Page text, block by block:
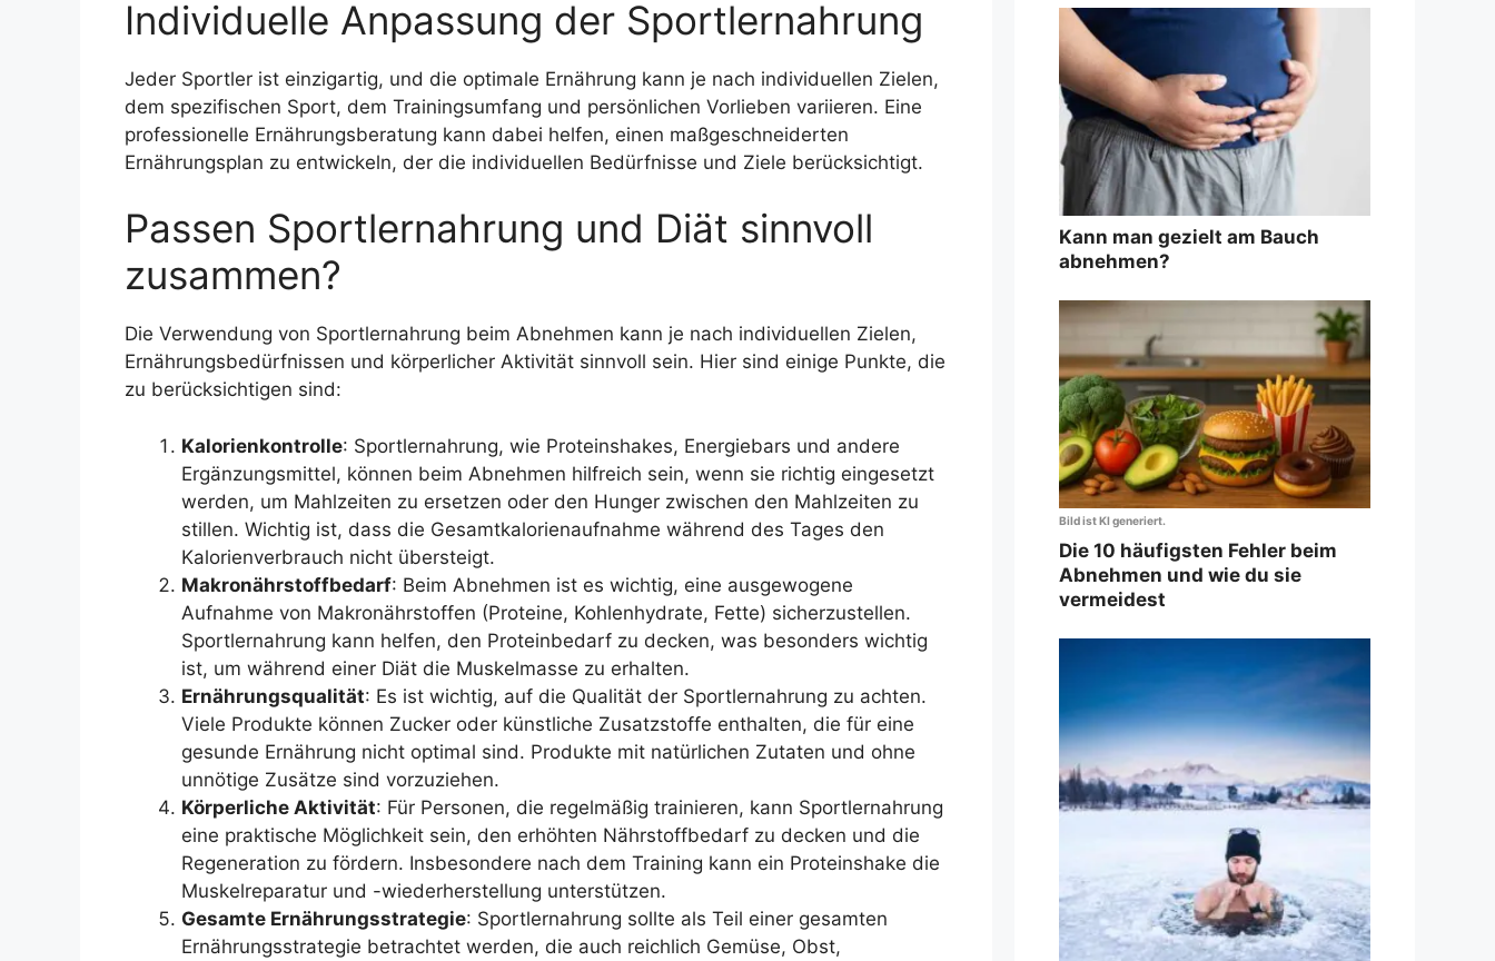
Individuelle Anpassung der Sportlernahrung
Jeder Sportler ist einzigartig, und die optimale Ernährung kann je nach individuellen Zielen,
dem spezifischen Sport, dem Trainingsumfang und persönlichen Vorlieben variieren. Eine
professionelle Ernährungsberatung kann dabei helfen, einen maßgeschneiderten
Ernährungsplan zu entwickeln, der die individuellen Bedürfnisse und Ziele berücksichtigt.
Passen Sportlernahrung und Diät sinnvoll
zusammen?
Die Verwendung von Sportlernahrung beim Abnehmen kann je nach individuellen Zielen,
Ernährungsbedürfnissen und körperlicher Aktivität sinnvoll sein. Hier sind einige Punkte, die
zu berücksichtigen sind:
Kalorienkontrolle: Sportlernahrung, wie Proteinshakes, Energiebars und andere
Ergänzungsmittel, können beim Abnehmen hilfreich sein, wenn sie richtig eingesetzt
werden, um Mahlzeiten zu ersetzen oder den Hunger zwischen den Mahlzeiten zu
stillen. Wichtig ist, dass die Gesamtkalorienaufnahme während des Tages den
Kalorienverbrauch nicht übersteigt.
Makronährstoffbedarf: Beim Abnehmen ist es wichtig, eine ausgewogene
Aufnahme von Makronährstoffen (Proteine, Kohlenhydrate, Fette) sicherzustellen.
Sportlernahrung kann helfen, den Proteinbedarf zu decken, was besonders wichtig
ist, um während einer Diät die Muskelmasse zu erhalten.
Ernährungsqualität: Es ist wichtig, auf die Qualität der Sportlernahrung zu achten.
Viele Produkte können Zucker oder künstliche Zusatzstoffe enthalten, die für eine
gesunde Ernährung nicht optimal sind. Produkte mit natürlichen Zutaten und ohne
unnötige Zusätze sind vorzuziehen.
Körperliche Aktivität: Für Personen, die regelmäßig trainieren, kann Sportlernahrung
eine praktische Möglichkeit sein, den erhöhten Nährstoffbedarf zu decken und die
Regeneration zu fördern. Insbesondere nach dem Training kann ein Proteinshake die
Muskelreparatur und -wiederherstellung unterstützen.
Gesamte Ernährungsstrategie: Sportlernahrung sollte als Teil einer gesamten
Ernährungsstrategie betrachtet werden, die auch reichlich Gemüse, Obst,
Kann man gezielt am Bauch
abnehmen?
Bild ist KI generiert.
Die 10 häufigsten Fehler beim
Abnehmen und wie du sie
vermeidest